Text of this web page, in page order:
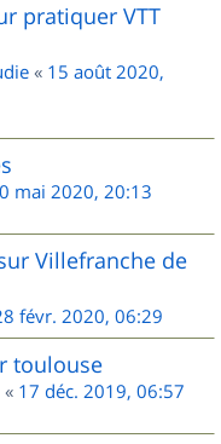
pratiquer VTT
« 15 août 2020,
mai 2020, 20:13
Villefranche de
févr. 2020, 06:29
toulouse
« 17 déc. 2019, 06:57